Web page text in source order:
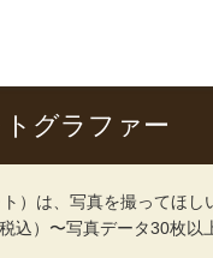
グラファー
）は、写真を撮ってほし
込）〜写真データ30枚以